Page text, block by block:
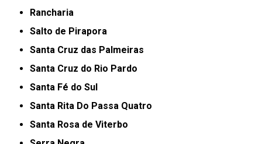
Rancharia
Salto de Pirapora
Santa Cruz das Palmeiras
Santa Cruz do Rio Pardo
Santa Fé do Sul
Santa Rita Do Passa Quatro
Santa Rosa de Viterbo